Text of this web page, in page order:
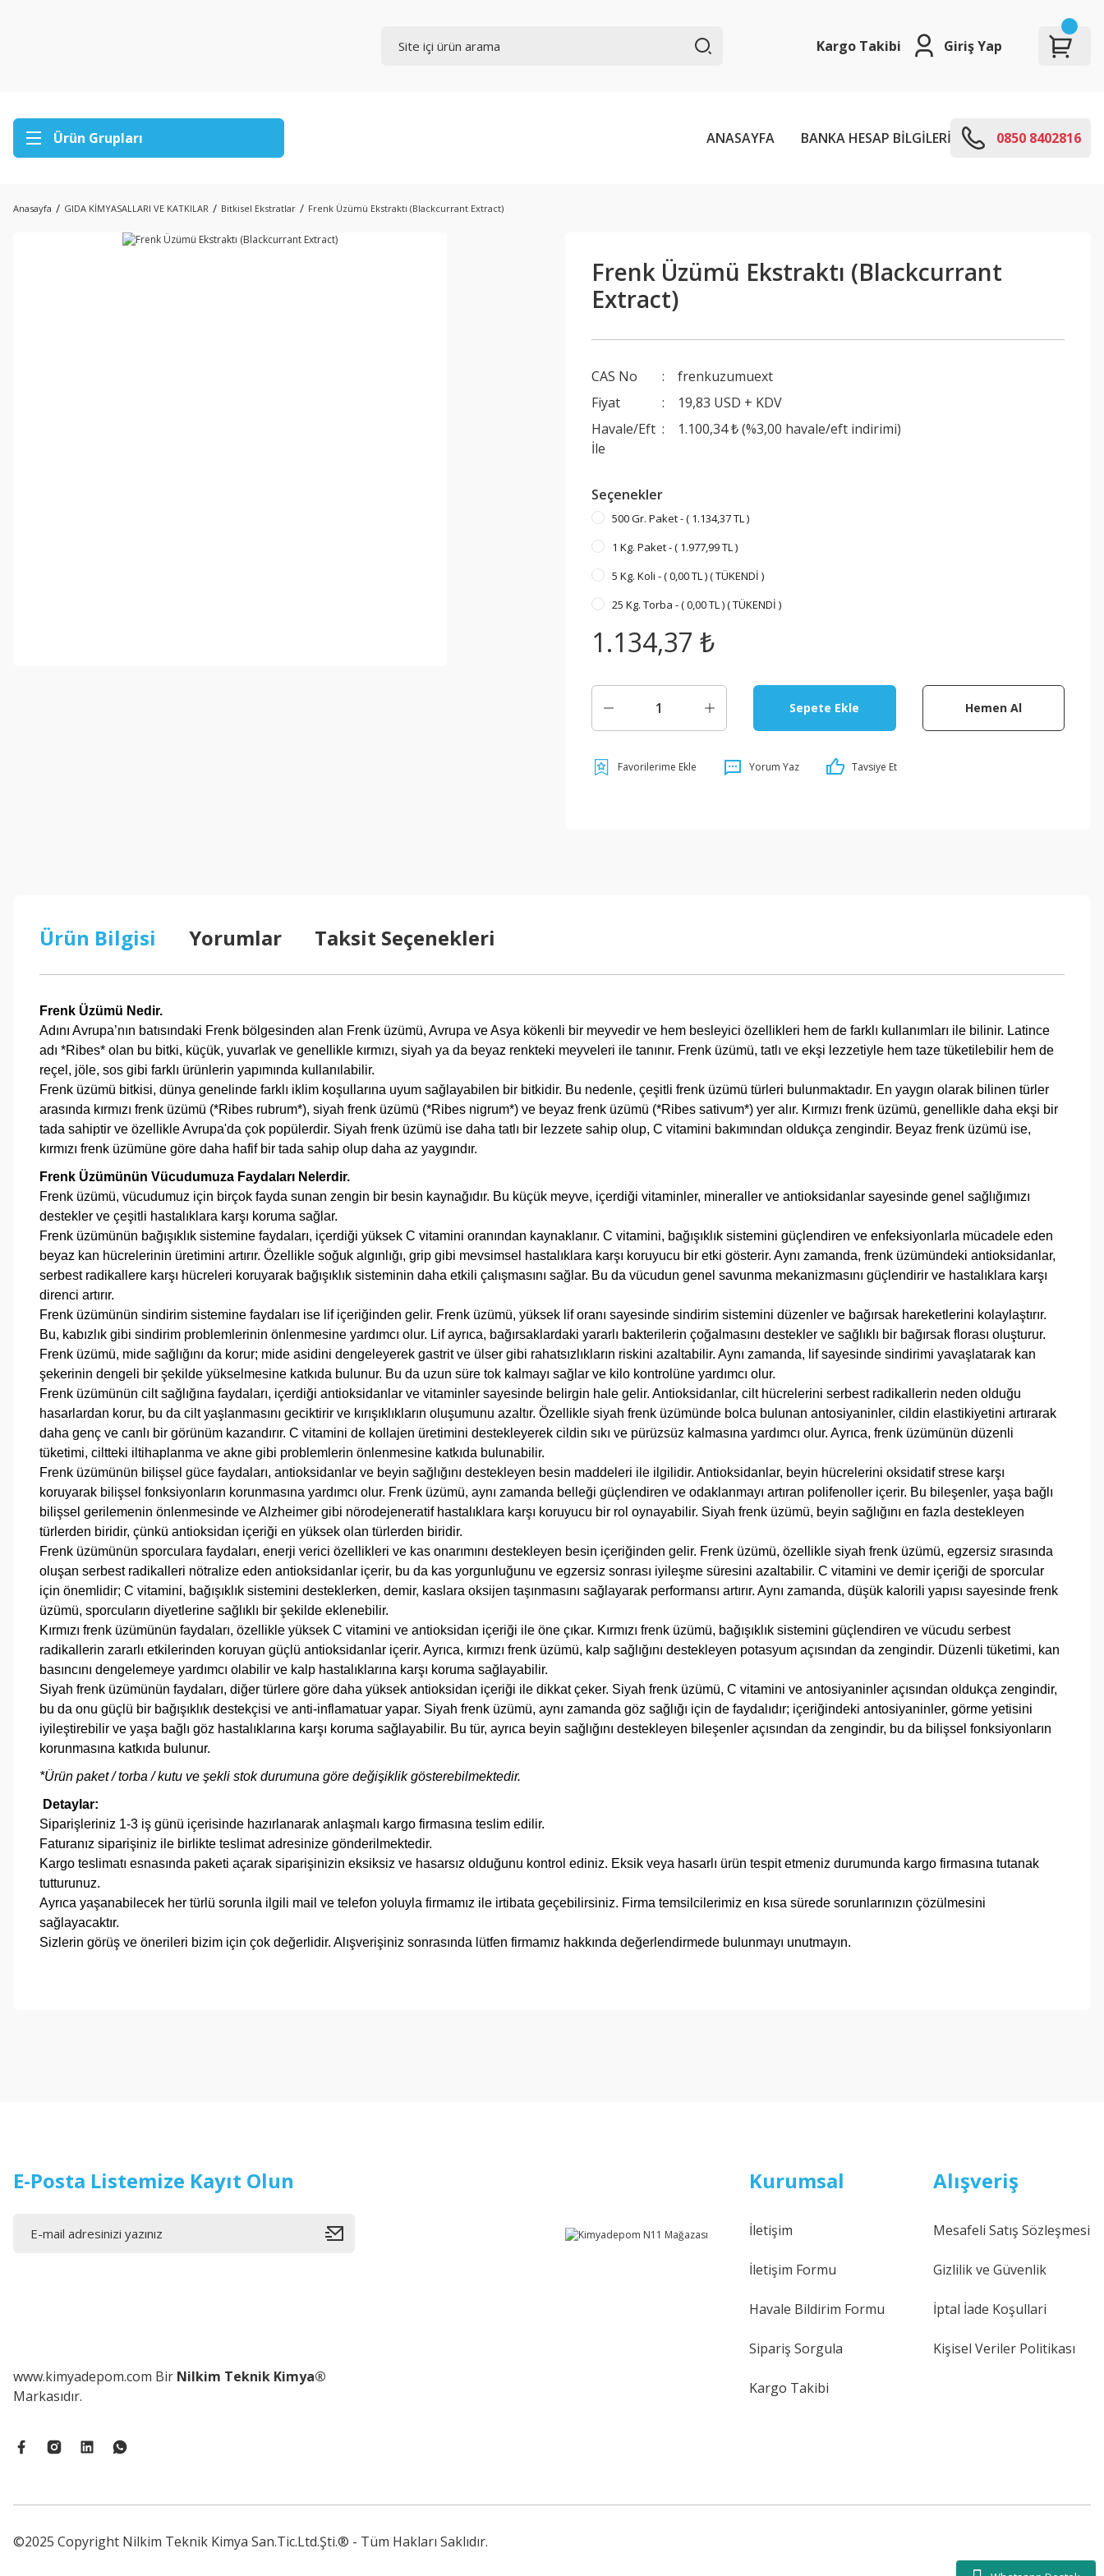
Kargo Takibi Giriş Yap
Ürün Grupları ANASAYFA BANKA HESAP BİLGİLERİ E-KODLARI
0850 8402816
Anasayfa GIDA KİMYASALLARI VE KATKILAR Bitkisel Ekstratlar Frenk Üzümü Ekstraktı (Blackcurrant Extract)
Frenk Üzümü Ekstraktı (Blackcurrant
Extract)
CAS No
frenkuzumuext
Fiyat
19,83 USD + KDV
Havale/Eft
İle
1.100,34 ₺ (%3,00 havale/eft indirimi)
Seçenekler
500 Gr. Paket - ( 1.134,37 TL )
1 Kg. Paket - ( 1.977,99 TL )
5 Kg. Koli - ( 0,00 TL ) ( TÜKENDİ )
25 Kg. Torba - ( 0,00 TL ) ( TÜKENDİ )
1.134,37 ₺
Sepete Ekle Hemen Al
Yorum Yaz Tavsiye Et
Ürün Bilgisi Yorumlar Taksit Seçenekleri
Frenk Üzümü Nedir.
Adını Avrupa’nın batısındaki Frenk bölgesinden alan Frenk üzümü, Avrupa ve Asya kökenli bir meyvedir ve hem besleyici özellikleri hem de farklı kullanımları ile bilinir. Latince
adı *Ribes* olan bu bitki, küçük, yuvarlak ve genellikle kırmızı, siyah ya da beyaz renkteki meyveleri ile tanınır. Frenk üzümü, tatlı ve ekşi lezzetiyle hem taze tüketilebilir hem de
reçel, jöle, sos gibi farklı ürünlerin yapımında kullanılabilir.
Frenk üzümü bitkisi, dünya genelinde farklı iklim koşullarına uyum sağlayabilen bir bitkidir. Bu nedenle, çeşitli frenk üzümü türleri bulunmaktadır. En yaygın olarak bilinen türler
arasında kırmızı frenk üzümü (*Ribes rubrum*), siyah frenk üzümü (*Ribes nigrum*) ve beyaz frenk üzümü (*Ribes sativum*) yer alır. Kırmızı frenk üzümü, genellikle daha ekşi bir
tada sahiptir ve özellikle Avrupa'da çok popülerdir. Siyah frenk üzümü ise daha tatlı bir lezzete sahip olup, C vitamini bakımından oldukça zengindir. Beyaz frenk üzümü ise,
kırmızı frenk üzümüne göre daha hafif bir tada sahip olup daha az yaygındır.
Frenk Üzümünün Vücudumuza Faydaları Nelerdir.
Frenk üzümü, vücudumuz için birçok fayda sunan zengin bir besin kaynağıdır. Bu küçük meyve, içerdiği vitaminler, mineraller ve antioksidanlar sayesinde genel sağlığımızı
destekler ve çeşitli hastalıklara karşı koruma sağlar.
Frenk üzümünün bağışıklık sistemine faydaları, içerdiği yüksek C vitamini oranından kaynaklanır. C vitamini, bağışıklık sistemini güçlendiren ve enfeksiyonlarla mücadele eden
beyaz kan hücrelerinin üretimini artırır. Özellikle soğuk algınlığı, grip gibi mevsimsel hastalıklara karşı koruyucu bir etki gösterir. Aynı zamanda, frenk üzümündeki antioksidanlar,
serbest radikallere karşı hücreleri koruyarak bağışıklık sisteminin daha etkili çalışmasını sağlar. Bu da vücudun genel savunma mekanizmasını güçlendirir ve hastalıklara karşı
direnci artırır.
Frenk üzümünün sindirim sistemine faydaları ise lif içeriğinden gelir. Frenk üzümü, yüksek lif oranı sayesinde sindirim sistemini düzenler ve bağırsak hareketlerini kolaylaştırır.
Bu, kabızlık gibi sindirim problemlerinin önlenmesine yardımcı olur. Lif ayrıca, bağırsaklardaki yararlı bakterilerin çoğalmasını destekler ve sağlıklı bir bağırsak florası oluşturur.
Frenk üzümü, mide sağlığını da korur; mide asidini dengeleyerek gastrit ve ülser gibi rahatsızlıkların riskini azaltabilir. Aynı zamanda, lif sayesinde sindirimi yavaşlatarak kan
şekerinin dengeli bir şekilde yükselmesine katkıda bulunur. Bu da uzun süre tok kalmayı sağlar ve kilo kontrolüne yardımcı olur.
Frenk üzümünün cilt sağlığına faydaları, içerdiği antioksidanlar ve vitaminler sayesinde belirgin hale gelir. Antioksidanlar, cilt hücrelerini serbest radikallerin neden olduğu
hasarlardan korur, bu da cilt yaşlanmasını geciktirir ve kırışıklıkların oluşumunu azaltır. Özellikle siyah frenk üzümünde bolca bulunan antosiyaninler, cildin elastikiyetini artırarak
daha genç ve canlı bir görünüm kazandırır. C vitamini de kollajen üretimini destekleyerek cildin sıkı ve pürüzsüz kalmasına yardımcı olur. Ayrıca, frenk üzümünün düzenli
tüketimi, ciltteki iltihaplanma ve akne gibi problemlerin önlenmesine katkıda bulunabilir.
Frenk üzümünün bilişsel güce faydaları, antioksidanlar ve beyin sağlığını destekleyen besin maddeleri ile ilgilidir. Antioksidanlar, beyin hücrelerini oksidatif strese karşı
koruyarak bilişsel fonksiyonların korunmasına yardımcı olur. Frenk üzümü, aynı zamanda belleği güçlendiren ve odaklanmayı artıran polifenoller içerir. Bu bileşenler, yaşa bağlı
bilişsel gerilemenin önlenmesinde ve Alzheimer gibi nörodejeneratif hastalıklara karşı koruyucu bir rol oynayabilir. Siyah frenk üzümü, beyin sağlığını en fazla destekleyen
türlerden biridir, çünkü antioksidan içeriği en yüksek olan türlerden biridir.
Frenk üzümünün sporculara faydaları, enerji verici özellikleri ve kas onarımını destekleyen besin içeriğinden gelir. Frenk üzümü, özellikle siyah frenk üzümü, egzersiz sırasında
oluşan serbest radikalleri nötralize eden antioksidanlar içerir, bu da kas yorgunluğunu ve egzersiz sonrası iyileşme süresini azaltabilir. C vitamini ve demir içeriği de sporcular
için önemlidir; C vitamini, bağışıklık sistemini desteklerken, demir, kaslara oksijen taşınmasını sağlayarak performansı artırır. Aynı zamanda, düşük kalorili yapısı sayesinde frenk
üzümü, sporcuların diyetlerine sağlıklı bir şekilde eklenebilir.
Kırmızı frenk üzümünün faydaları, özellikle yüksek C vitamini ve antioksidan içeriği ile öne çıkar. Kırmızı frenk üzümü, bağışıklık sistemini güçlendiren ve vücudu serbest
radikallerin zararlı etkilerinden koruyan güçlü antioksidanlar içerir. Ayrıca, kırmızı frenk üzümü, kalp sağlığını destekleyen potasyum açısından da zengindir. Düzenli tüketimi, kan
basıncını dengelemeye yardımcı olabilir ve kalp hastalıklarına karşı koruma sağlayabilir.
Siyah frenk üzümünün faydaları, diğer türlere göre daha yüksek antioksidan içeriği ile dikkat çeker. Siyah frenk üzümü, C vitamini ve antosiyaninler açısından oldukça zengindir,
bu da onu güçlü bir bağışıklık destekçisi ve anti-inflamatuar yapar. Siyah frenk üzümü, aynı zamanda göz sağlığı için de faydalıdır; içeriğindeki antosiyaninler, görme yetisini
iyileştirebilir ve yaşa bağlı göz hastalıklarına karşı koruma sağlayabilir. Bu tür, ayrıca beyin sağlığını destekleyen bileşenler açısından da zengindir, bu da bilişsel fonksiyonların
korunmasına katkıda bulunur.
*Ürün paket / torba / kutu ve şekli stok durumuna göre değişiklik gösterebilmektedir.
Detaylar:
Siparişleriniz 1-3 iş günü içerisinde hazırlanarak anlaşmalı kargo firmasına teslim edilir.
Faturanız siparişiniz ile birlikte teslimat adresinize gönderilmektedir.
Kargo teslimatı esnasında paketi açarak siparişinizin eksiksiz ve hasarsız olduğunu kontrol ediniz. Eksik veya hasarlı ürün tespit etmeniz durumunda kargo firmasına tutanak
tutturunuz.
Ayrıca yaşanabilecek her türlü sorunla ilgili mail ve telefon yoluyla firmamız ile irtibata geçebilirsiniz. Firma temsilcilerimiz en kısa sürede sorunlarınızın çözülmesini
sağlayacaktır.
Sizlerin görüş ve önerileri bizim için çok değerlidir. Alışverişiniz sonrasında lütfen firmamız hakkında değerlendirmede bulunmayı unutmayın.
E-Posta Listemize Kayıt Olun
www.kimyadepom.com Bir Nilkim Teknik Kimya®
Markasıdır.
Kurumsal
İletişim
İletişim Formu
Havale Bildirim Formu
Sipariş Sorgula
Kargo Takibi
Alışveriş
Mesafeli Satış Sözleşmesi
Gizlilik ve Güvenlik
İptal İade Koşullari
Kişisel Veriler Politikası
©2025 Copyright Nilkim Teknik Kimya San.Tic.Ltd.Şti.® - Tüm Hakları Saklıdır.